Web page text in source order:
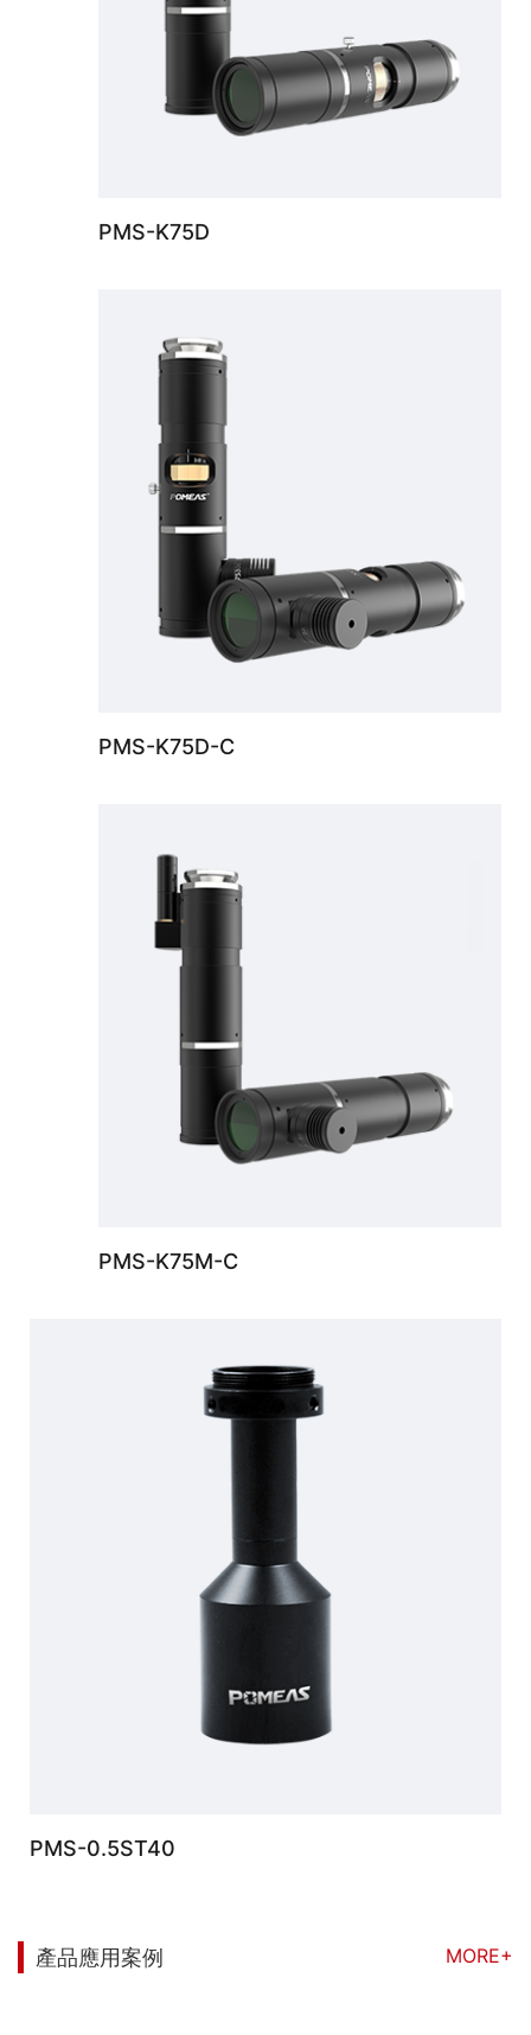
PMS-K75D
PMS-K75D-C
PMS-K75M-C
PMS-0.5ST40
產品應用案例
MORE+